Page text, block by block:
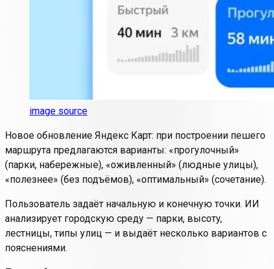
image source
Новое обновление Яндекс Карт: при построении пешего
маршрута предлагаются варианты: «прогулочный»
(парки, набережные), «оживленный» (людные улицы),
«полезнее» (без подъёмов), «оптимальный» (сочетание).
Пользователь задаёт начальную и конечную точки. ИИ
анализирует городскую среду — парки, высоту,
лестницы, типы улиц — и выдаёт несколько вариантов с
пояснениями.